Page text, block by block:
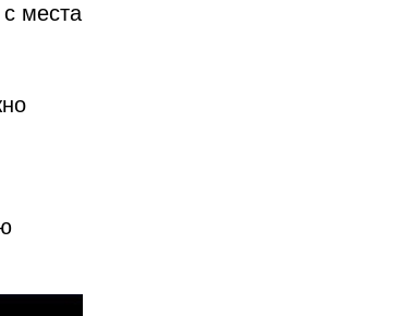
места